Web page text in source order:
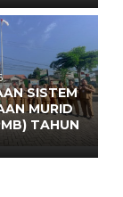
SISTEM
MURID
TAHUN